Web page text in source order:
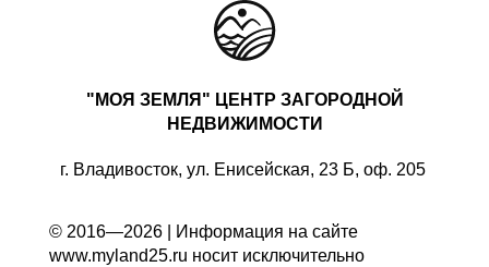
"МОЯ ЗЕМЛЯ" ЦЕНТР ЗАГОРОДНОЙ
НЕДВИЖИМОСТИ
г. Владивосток, ул. Енисейская, 23 Б, оф. 205
© 2016—2026 | Информация на сайте
www.myland25.ru носит исключительно